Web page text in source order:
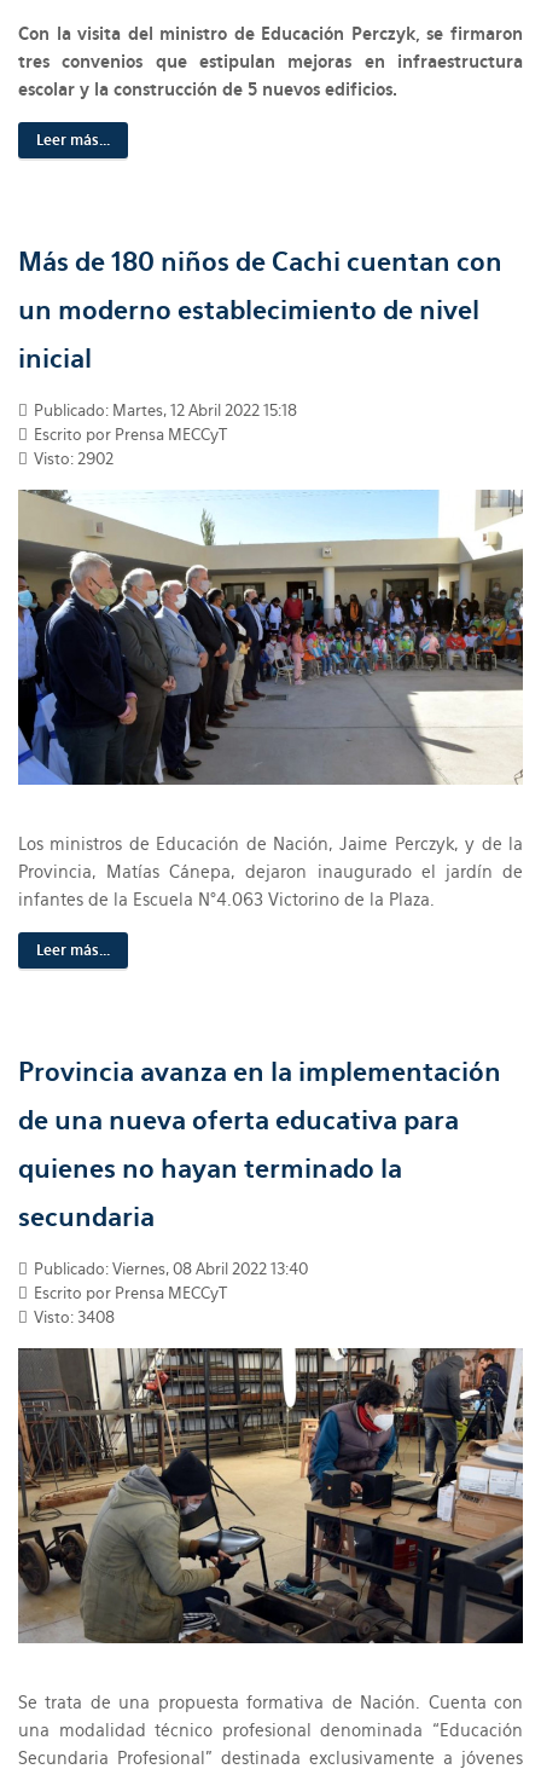
Con la visita del ministro de Educación Perczyk, se firmaron
tres convenios que estipulan mejoras en infraestructura
escolar y la construcción de 5 nuevos edificios.
Leer más...
Más de 180 niños de Cachi cuentan con
un moderno establecimiento de nivel
inicial
Publicado: Martes, 12 Abril 2022 15:18
Escrito por Prensa MECCyT
Visto: 2902
Los ministros de Educación de Nación, Jaime Perczyk, y de la
Provincia, Matías Cánepa, dejaron inaugurado el jardín de
infantes de la Escuela N°4.063 Victorino de la Plaza.
Leer más...
Provincia avanza en la implementación
de una nueva oferta educativa para
quienes no hayan terminado la
secundaria
Publicado: Viernes, 08 Abril 2022 13:40
Escrito por Prensa MECCyT
Visto: 3408
Se trata de una propuesta formativa de Nación. Cuenta con
una modalidad técnico profesional denominada “Educación
Secundaria Profesional” destinada exclusivamente a jóvenes